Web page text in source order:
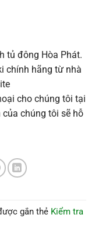
tủ đông Hòa Phát.
chính hãng từ nhà
cho chúng tôi tại
chúng tôi sẽ hỗ
gắn thẻ Kiểm tra